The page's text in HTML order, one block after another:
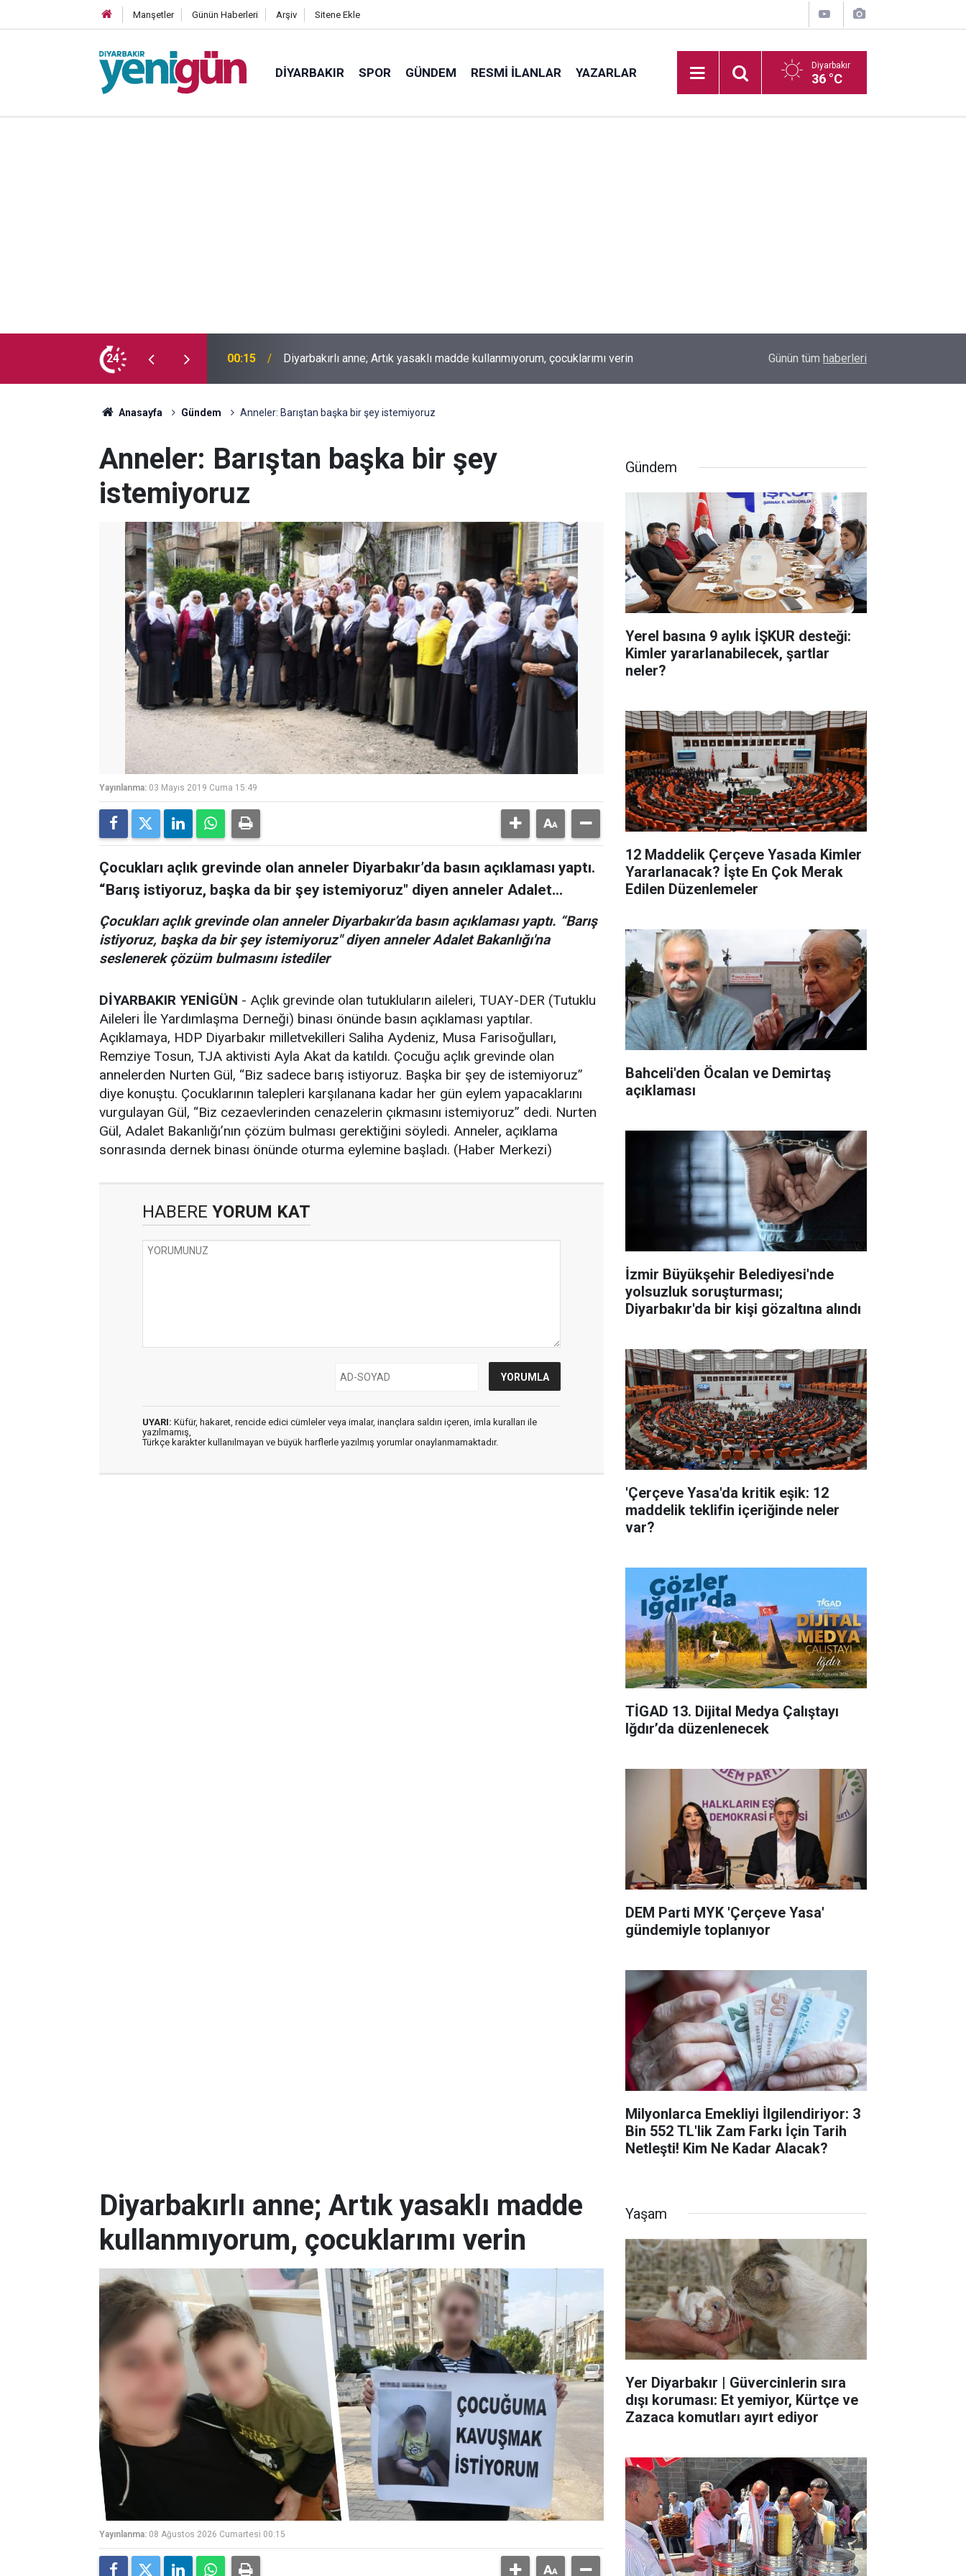
Manşetler Günün Haberleri Arşiv Sitene Ekle
DIYARBAKIR SPOR GÜNDEM RESMI İLANLAR YAZARLAR Diyarbakır
36 °C
24
kullanmıyorum, çocuklarımı verin 00:05 Mesut Çokur yazdı; Gelecek Yolda mı Kaldı? Barış Ünal yazdı; Silahlar susarsa gelecek
Günün tüm haberleri
Anasayfa Gündem Anneler: Barıştan başka bir şey istemiyoruz
Anneler: Barıştan başka bir şey
istemiyoruz
Yayınlanma: 03 Mayıs 2019 Cuma 15:49
Çocukları açlık grevinde olan anneler Diyarbakır’da basın açıklaması yaptı.
“Barış istiyoruz, başka da bir şey istemiyoruz" diyen anneler Adalet...
Çocukları açlık grevinde olan anneler Diyarbakır’da basın açıklaması yaptı. “Barış
istiyoruz, başka da bir şey istemiyoruz" diyen anneler Adalet Bakanlığı'na
seslenerek çözüm bulmasını istediler
DİYARBAKIR YENİGÜN - Açlık grevinde olan tutukluların aileleri, TUAY-DER (Tutuklu
Aileleri İle Yardımlaşma Derneği) binası önünde basın açıklaması yaptılar.
Açıklamaya, HDP Diyarbakır milletvekilleri Saliha Aydeniz, Musa Farisoğulları,
Remziye Tosun, TJA aktivisti Ayla Akat da katıldı. Çocuğu açlık grevinde olan
annelerden Nurten Gül, “Biz sadece barış istiyoruz. Başka bir şey de istemiyoruz”
diye konuştu. Çocuklarının talepleri karşılanana kadar her gün eylem yapacaklarını
vurgulayan Gül, “Biz cezaevlerinden cenazelerin çıkmasını istemiyoruz” dedi. Nurten
Gül, Adalet Bakanlığı’nın çözüm bulması gerektiğini söyledi. Anneler, açıklama
sonrasında dernek binası önünde oturma eylemine başladı. (Haber Merkezi)
HABERE YORUM KAT
UYARI: Küfür, hakaret, rencide edici cümleler veya imalar, inançlara saldırı içeren, imla kuralları ile
yazılmamış,
Türkçe karakter kullanılmayan ve büyük harflerle yazılmış yorumlar onaylanmamaktadır.
Gündem
Yerel basına 9 aylık İŞKUR desteği:
Kimler yararlanabilecek, şartlar
neler?
12 Maddelik Çerçeve Yasada Kimler
Yararlanacak? İşte En Çok Merak
Edilen Düzenlemeler
Bahceli'den Öcalan ve Demirtaş
açıklaması
İzmir Büyükşehir Belediyesi'nde
yolsuzluk soruşturması;
Diyarbakır'da bir kişi gözaltına alındı
'Çerçeve Yasa'da kritik eşik: 12
maddelik teklifin içeriğinde neler
var?
TİGAD 13. Dijital Medya Çalıştayı
Iğdır’da düzenlenecek
DEM Parti MYK 'Çerçeve Yasa'
gündemiyle toplanıyor
Milyonlarca Emekliyi İlgilendiriyor: 3
Bin 552 TL'lik Zam Farkı İçin Tarih
Netleşti! Kim Ne Kadar Alacak?
Diyarbakırlı anne; Artık yasaklı madde
kullanmıyorum, çocuklarımı verin
Yayınlanma: 08 Ağustos 2026 Cumartesi 00:15
Yaşam
Yer Diyarbakır | Güvercinlerin sıra
dışı koruması: Et yemiyor, Kürtçe ve
Zazaca komutları ayırt ediyor